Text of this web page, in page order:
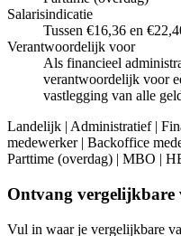
Salarisindicatie
Tussen €16,36 en
Verantwoordelijk voor
Als financieel
verantwoordelijk voor
vastlegging van alle
Landelijk | Administratief |
medewerker | Backoffice
Parttime (overdag) | MBO |
Ontvang vergelijkbare
Vul in waar je vergelijkbare